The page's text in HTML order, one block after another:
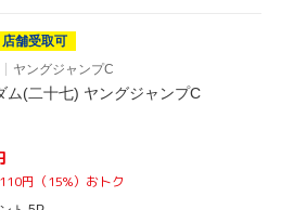
店舗受取可
ヤングジャンプC
ム(二十七) ヤングジャンプC
円（15%）おトク